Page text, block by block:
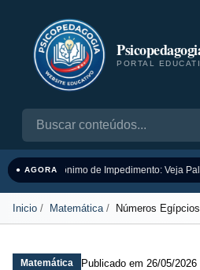
PORTAL
● AGORASinônimo de Impedimento: Veja
Inicio Matemática Números
Matemática Publicado em 26/05/2026